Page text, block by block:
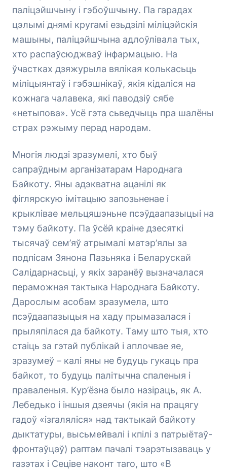
паліцэйшчыну і гэбоўшчыну. Па гарадах
цэлымі днямі кругамі езьдзілі міліцэйскія
машыны, паліцэйшчына адлоўлівала тых,
хто распаўсюджваў інфармацыю. На
ўчастках дзяжурыла вялікая колькасьць
міліцыянтаў і гэбэшнікаў, якія кідаліся на
кожнага чалавека, які паводзіў сябе
«нетыпова». Усё гэта сьведчыць пра шалёны
страх рэжыму перад народам.
Многія людзі зразумелі, хто быў
сапраўдным арганізатарам Народнага
Байкоту. Яны адэкватна ацанілі як
фіглярскую імітацыю запозьненае і
крыклівае мельцяшэньне псэўдаапазыцыі на
тэму байкоту. Па ўсёй краіне дзесяткі
тысячаў сем’яў атрымалі матэр’ялы за
подпісам Зянона Пазьняка і Беларускай
Салідарнасьці, у якіх заранёў вызначалася
пераможная тактыка Народнага Байкоту.
Дарослым асобам зразумела, што
псэўдаапазыцыя на хаду прымазалася і
прыляпілася да байкоту. Таму што тыя, хто
стаіць за гэтай публікай і аплочвае яе,
зразумеў – калі яны не будуць гукаць пра
байкот, то будуць палітычна спаленыя і
праваленыя. Кур’ёзна было назіраць, як А.
Лебедько і іншыя дзеячы (якія на працягу
гадоў «ізгаляліся» над тактыкай байкоту
дыктатуры, высьмейвалі і кпілі з патрыётаў-
фронтаўцаў) раптам пачалі тэарэтызаваць у
газэтах і Сеціве наконт таго, што «В